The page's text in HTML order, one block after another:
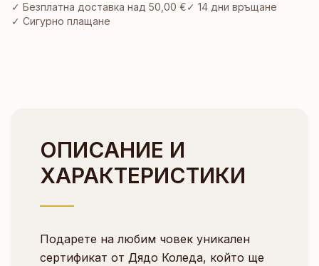
✓ Безплатна доставка над 50,00 €✓ 14 дни връщане
✓ Сигурно плащане
ОПИСАНИЕ И
ХАРАКТЕРИСТИКИ
Подарете на любим човек уникален
сертификат от Дядо Коледа, който ще